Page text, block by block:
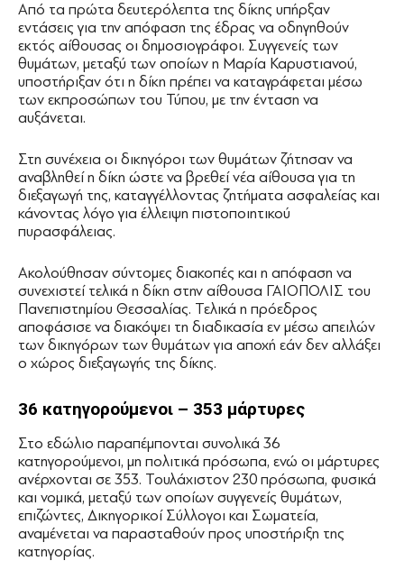
Από τα πρώτα δευτερόλεπτα της δίκης υπήρξαν
εντάσεις για την απόφαση της έδρας να οδηγηθούν
εκτός αίθουσας οι δημοσιογράφοι. Συγγενείς των
θυμάτων, μεταξύ των οποίων η Μαρία Καρυστιανού,
υποστήριξαν ότι η δίκη πρέπει να καταγράφεται μέσω
των εκπροσώπων του Τύπου, με την ένταση να
αυξάνεται.
Στη συνέχεια οι δικηγόροι των θυμάτων ζήτησαν να
αναβληθεί η δίκη ώστε να βρεθεί νέα αίθουσα για τη
διεξαγωγή της, καταγγέλλοντας ζητήματα ασφαλείας και
κάνοντας λόγο για έλλειψη πιστοποιητικού
πυρασφάλειας.
Ακολούθησαν σύντομες διακοπές και η απόφαση να
συνεχιστεί τελικά η δίκη στην αίθουσα ΓΑΙΟΠΟΛΙΣ του
Πανεπιστημίου Θεσσαλίας. Τελικά η πρόεδρος
αποφάσισε να διακόψει τη διαδικασία εν μέσω απειλών
των δικηγόρων των θυμάτων για αποχή εάν δεν αλλάξει
ο χώρος διεξαγωγής της δίκης.
36 κατηγορούμενοι – 353 μάρτυρες
Στο εδώλιο παραπέμπονται συνολικά 36
κατηγορούμενοι, μη πολιτικά πρόσωπα, ενώ οι μάρτυρες
ανέρχονται σε 353. Τουλάχιστον 230 πρόσωπα, φυσικά
και νομικά, μεταξύ των οποίων συγγενείς θυμάτων,
επιζώντες, Δικηγορικοί Σύλλογοι και Σωματεία,
αναμένεται να παρασταθούν προς υποστήριξη της
κατηγορίας.